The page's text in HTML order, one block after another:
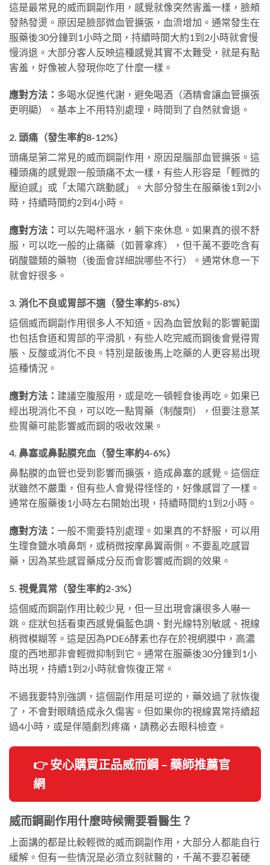
這是最常見的威而鋼副作用，感覺就像突然害羞一樣，臉頰
發熱發燙。原因是臉部微血管擴張，血流增加。通常發生在
服藥後30分鐘到1小時之間，持續時間大約1到2小時就會慢
慢消退。大部分客人反映這種感覺其實不太難受，就是有點
害羞，好像被人發現你吃了什麼一樣。
應對方法： 多喝水促進代謝，避免喝酒（酒精會讓血管擴張
更明顯）。基本上不用特別處理，時間到了自然就會退。
2. 頭痛（發生率約8-12%）
頭痛是第二常見的威而鋼副作用，原因是腦部血管擴張。這
種頭痛的感覺跟一般頭痛不太一樣，有些人形容是「輕微的
壓迫感」或「太陽穴跳動感」。大部分發生在服藥後1到2小
時，持續時間約2到4小時。
應對方法： 可以先喝杯溫水，躺下來休息。如果真的很不舒
服，可以吃一般的止痛藥（如普拿疼），但千萬不要吃含有
硝酸鹽類的藥物（後面會詳細說哪些不行）。通常休息一下
就會好很多。
3. 消化不良或胃部不適（發生率約5-8%）
這個威而鋼副作用很多人不知道。因為血管放鬆的影響範圍
也包括食道和胃部的平滑肌，有些人吃完威而鋼後會覺得胃
脹、反酸或消化不良。特別是飯後馬上吃藥的人更容易出現
這種情況。
應對方法： 建議空腹服用，或是吃一頓輕食後再吃。如果已
經出現消化不良，可以吃一點胃藥（制酸劑），但要注意某
些胃藥可能影響威而鋼的吸收效果。
4. 鼻塞或鼻黏膜充血（發生率約4-6%）
鼻黏膜的血管也受到影響而擴張，造成鼻塞的感覺。這個症
狀雖然不嚴重，但有些人會覺得怪怪的，好像感冒了一樣。
通常在服藥後1小時左右開始出現，持續時間約1到2小時。
應對方法： 一般不需要特別處理。如果真的不舒服，可以用
生理食鹽水噴鼻劑，或稍微按摩鼻翼兩側。不要亂吃感冒
藥，因為某些感冒藥成分反而會影響威而鋼的效果。
5. 視覺異常（發生率約2-3%）
這個威而鋼副作用比較少見，但一旦出現會讓很多人嚇一
跳。症狀包括看東西感覺偏藍色調、對光線特別敏感、視線
稍微模糊等。這是因為PDE6酵素也存在於視網膜中，高濃
度的西地那非會輕微抑制到它。通常在服藥後30分鐘到1小
時出現，持續1到2小時就會恢復正常。
不過我要特別強調，這個副作用是可逆的，藥效過了就恢復
了，不會對眼睛造成永久傷害。但如果你的視線異常持續超
過4小時，或是伴隨劇烈疼痛，請務必去眼科檢查。
👉 安心購買正品威而鋼 – 藥師推薦官
網
威而鋼副作用什麼時候需要看醫生？
上面講的都是比較輕微的威而鋼副作用，大部分人都能自行
緩解。但有一些情況是必須立刻就醫的，千萬不要忍著硬